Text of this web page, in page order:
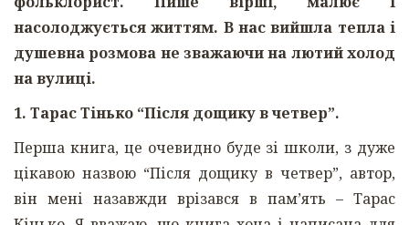
насолоджується життям. В нас вийшла тепла і
душевна розмова не зважаючи на лютий холод
на вулиці.
1. Тарас Тінько “Після дощику в четвер”.
Перша книга, це очевидно буде зі школи, з дуже
цікавою назвою “Після дощику в четвер”, автор,
він мені назавжди врізався в пам’ять – Тарас